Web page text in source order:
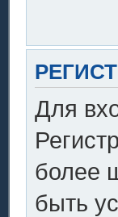
Для
более
быть